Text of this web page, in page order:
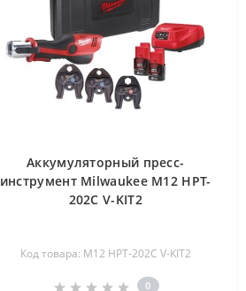
Аккумуляторный пресс-
инструмент Milwaukee M12 HPT-
202C V-KIT2
Код товара: M12 HPT-202C V-KIT2
0